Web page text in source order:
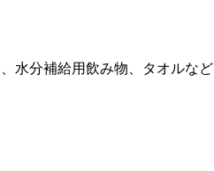
水分補給用飲み物、タオルなど